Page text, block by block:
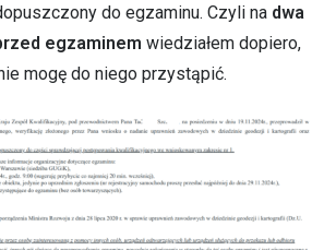
do egzaminu. Czyli na dwa
egzaminem wiedziałem dopiero,
mogę do niego przystąpić.